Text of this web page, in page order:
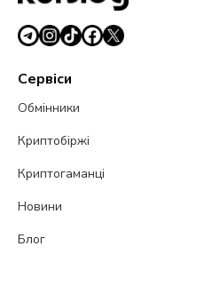
Сервіси
Обмінники
Криптобіржі
Криптогаманці
Новини
Блог